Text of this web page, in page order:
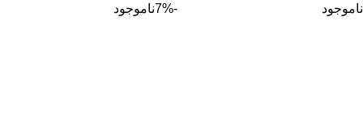
ناموجود -7% ناموجود